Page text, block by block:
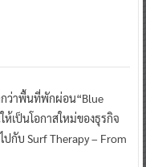
กว่าพื้นที่พักผ่อน“Blue
ห้เป็นโอกาสใหม่ของธุรกิจ
ปกับ Surf Therapy – From